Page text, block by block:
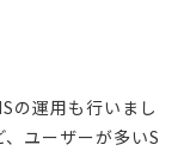
の運用も行いまし
ユーザーが多いS